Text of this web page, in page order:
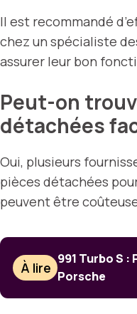
Il est recommandé
chez un spécialiste
assurer leur bon
Peut-on
détachées
Oui, plusieurs
pièces détachées
peuvent être
À lire
991 Turbo S
Porsche